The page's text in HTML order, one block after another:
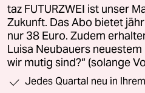
taz FUTURZWEI ist unser
Zukunft. Das Abo bietet
nur 38 Euro. Zudem
Luisa Neubauers neuestem
wir mutig sind?“ (solange
Jedes Quartal neu in